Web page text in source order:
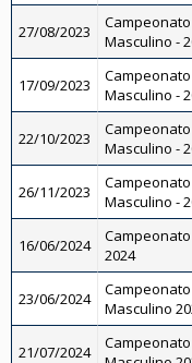
27/08/2023
Masculino -
17/09/2023
Masculino -
22/10/2023
Masculino -
26/11/2023
Masculino -
16/06/2024
2024
23/06/2024
Masculino
21/07/2024